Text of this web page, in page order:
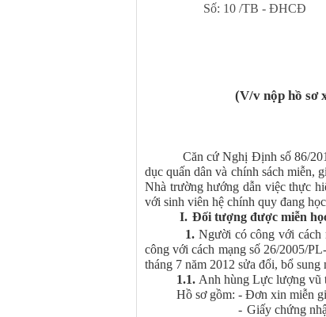
Số: 10 /TB - ĐHCĐ
(V/v nộp hồ sơ
Căn cứ Nghị Định số 86/
dục quấn dân và chính sách miễn,
Nhà trường hướng dẫn việc thực
với sinh viên hệ chính quy đang
I. Đối tượng được miễn
1. Người có công với cách
công với cách mạng số 26/2005/
tháng 7 năm 2012 sửa đổi, bổ
1.1. Anh hùng Lực lượng vũ
Hồ sơ gồm: - Đơn xin miễn
- Giấy chứng